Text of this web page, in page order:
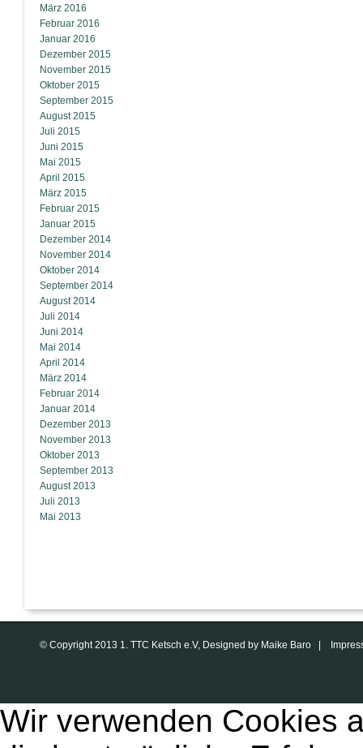
März 2016
Februar 2016
Januar 2016
Dezember 2015
November 2015
Oktober 2015
September 2015
August 2015
Juli 2015
Juni 2015
Mai 2015
April 2015
März 2015
Februar 2015
Januar 2015
Dezember 2014
November 2014
Oktober 2014
September 2014
August 2014
Juli 2014
Juni 2014
Mai 2014
April 2014
März 2014
Februar 2014
Januar 2014
Dezember 2013
November 2013
Oktober 2013
September 2013
August 2013
Juli 2013
Mai 2013
© Copyright 2013 1. TTC Ketsch e.V, Designed by Maike Baro |
Wir verwenden Cookies